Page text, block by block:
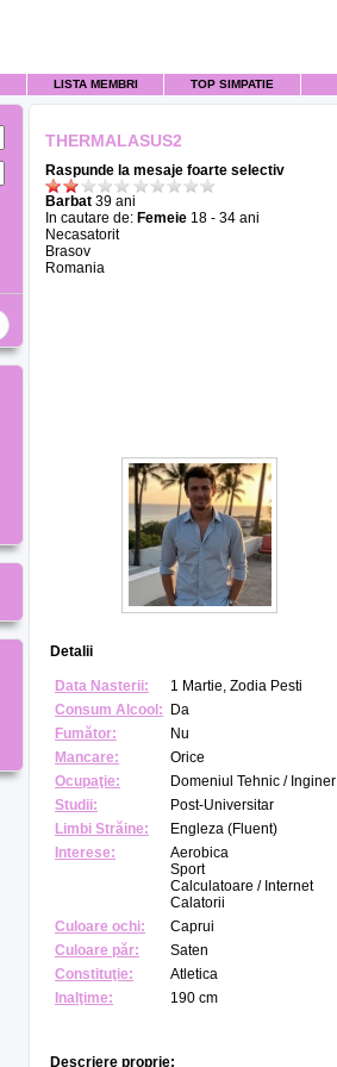
LISTA MEMBRI TOP SIMPATIE
THERMALASUS2
Raspunde la mesaje foarte selectiv
Barbat 39 ani
In cautare de: Femeie 18 - 34 ani
Necasatorit
Brasov
Romania
Detalii
Data Nasterii:
1 Martie, Zodia Pesti
Consum Alcool:
Da
Fumător:
Nu
Mancare:
Orice
Ocupaţie:
Domeniul Tehnic / Inginer
Studii:
Post-Universitar
Limbi Străine:
Engleza (Fluent)
Interese:
Aerobica
Sport
Calculatoare / Internet
Calatorii
Culoare ochi:
Caprui
Culoare păr:
Saten
Constituţie:
Atletica
Inalţime:
190 cm
Descriere proprie: